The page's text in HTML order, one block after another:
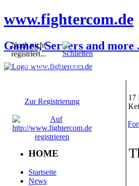
www.fightercom.de
Games, Servers and more
HOME
Startseite
News
17
Noch nicht
registriert...
Sie sind noch nicht
Zur Registrierung